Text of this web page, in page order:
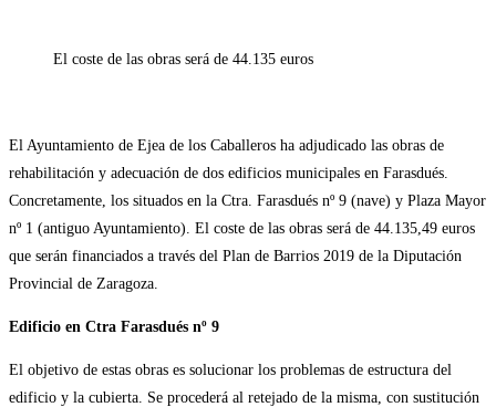
El coste de las obras será de 44.135 euros
El Ayuntamiento de Ejea de los Caballeros ha adjudicado las obras de
rehabilitación y adecuación de dos edificios municipales en Farasdués.
Concretamente, los situados en la Ctra. Farasdués nº 9 (nave) y Plaza Mayor
nº 1 (antiguo Ayuntamiento). El coste de las obras será de 44.135,49 euros
que serán financiados a través del Plan de Barrios 2019 de la Diputación
Provincial de Zaragoza.
Edificio en Ctra Farasdués nº 9
El objetivo de estas obras es solucionar los problemas de estructura del
edificio y la cubierta. Se procederá al retejado de la misma, con sustitución